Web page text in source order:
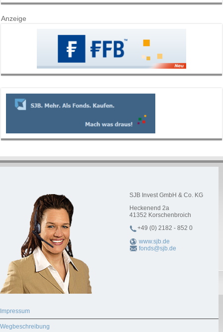
Anzeige
SJB Invest GmbH & Co. KG
Heckenend 2a
41352 Korschenbroich
+49 (0) 2182 - 852 0
www.sjb.de
fonds@sjb.de
Impressum
Wegbeschreibung